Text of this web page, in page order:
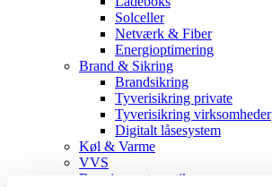
Solceller
Netværk & Fiber
Energioptimering
Brand & Sikring
Brandsikring
Tyverisikring private
Tyverisikring virksomheder
Digitalt låsesystem
Køl & Varme
VVS
Bygningsautomatik